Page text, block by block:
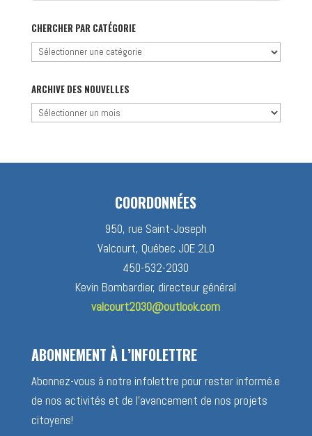
CHERCHER PAR CATÉGORIE
Chercher
catégorie
ARCHIVE DES NOUVELLES
Archive
COORDONNÉES
950, rue Saint-Joseph
Valcourt, Québec J0E 2L0
450-532-2030
Kevin Bombardier, directeur général
valcourt2030@outlook.com
ABONNEMENT À L’INFOLETTRE
Abonnez-vous à notre infolettre pour rester informé.e
de nos activités et de l’avancement de nos projets
citoyens!